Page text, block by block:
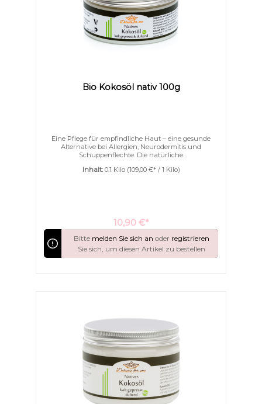
Bio Kokosöl nativ 100g
Eine Pflege für empfindliche Haut – eine gesunde
Alternative bei Allergien, Neurodermitis und
Schuppenflechte. Die natürliche
gepresst und durch ein besonders schonendes
Pflege und sorgt für unwiderstehlich weiche Haut.
Inhalt: 0.1 Kilo (109,00 €* / 1 Kilo)
10,90 €*
Bitte melden Sie sich an oder registrieren
Sie sich, um diesen Artikel zu bestellen